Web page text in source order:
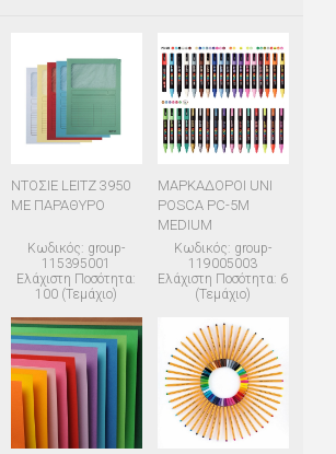
ΝΤΟΣΙΕ LEITZ 3950
ΜΕ ΠΑΡΑΘΥΡΟ
Κωδικός: group-
115395001
Ελάχιστη Ποσότητα:
100 (Τεμάχιο)
ΜΑΡΚΑΔΟΡΟΙ UNI
POSCA PC-5M
MEDIUM
Κωδικός: group-
119005003
Ελάχιστη Ποσότητα: 6
(Τεμάχιο)